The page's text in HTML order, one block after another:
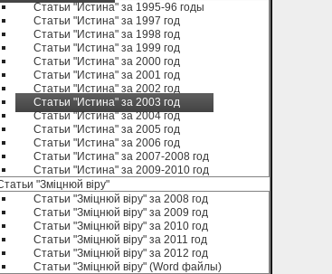
Статьи "Истина" за 1995-96 годы
Статьи "Истина" за 1997 год
Статьи "Истина" за 1998 год
Статьи "Истина" за 1999 год
Статьи "Истина" за 2000 год
Статьи "Истина" за 2001 год
Статьи "Истина" за 2002 год
Статьи "Истина" за 2003 год
Статьи "Истина" за 2004 год
Статьи "Истина" за 2005 год
Статьи "Истина" за 2006 год
Статьи "Истина" за 2007-2008 год
Статьи "Истина" за 2009-2010 год
"Зміцнюй віру"
Статьи "Зміцнюй віру" за 2008 год
Статьи "Зміцнюй віру" за 2009 год
Статьи "Зміцнюй віру" за 2010 год
Статьи "Зміцнюй віру" за 2011 год
Статьи "Зміцнюй віру" за 2012 год
Статьи "Зміцнюй віру" (Word файлы)